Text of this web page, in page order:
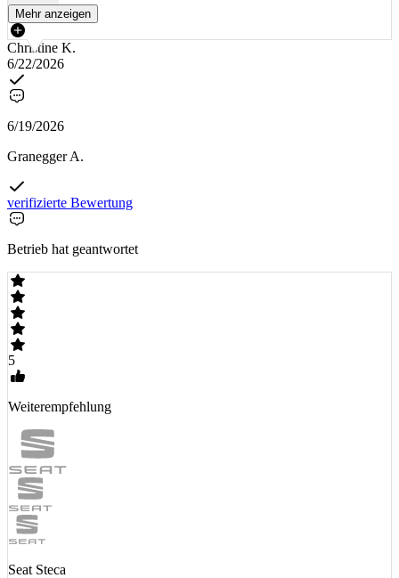
Mehr anzeigen
Christine K.
6/22/2026
6/19/2026
Granegger A.
verifizierte Bewertung
Betrieb hat geantwortet
5
Weiterempfehlung
Seat Steca